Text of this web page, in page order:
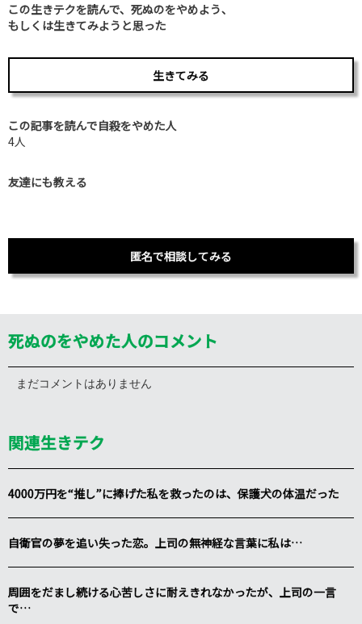
この生きテクを読んで、死ぬのをやめよう、
もしくは生きてみようと思った
生きてみる
この記事を読んで自殺をやめた人
4人
友達にも教える
匿名で相談してみる
死ぬのをやめた人のコメント
まだコメントはありません
関連生きテク
4000万円を“推し”に捧げた私を救ったのは、保護犬の体温だった
自衛官の夢を追い失った恋。上司の無神経な言葉に私は…
周囲をだまし続ける心苦しさに耐えきれなかったが、上司の一言
で…